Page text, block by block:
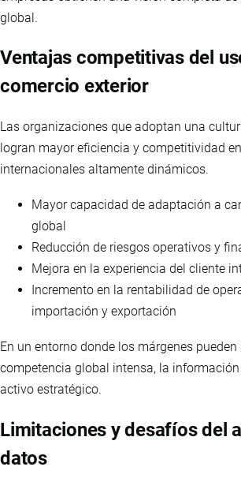
global.
Ventajas competitivas del
comercio exterior
Las organizaciones que adoptan una
logran mayor eficiencia y competitividad
internacionales altamente dinámicos.
Mayor capacidad de adaptación a
global
Reducción de riesgos operativos y
Mejora en la experiencia del cliente
Incremento en la rentabilidad de
importación y exportación
En un entorno donde los márgenes
competencia global intensa, la
activo estratégico.
Limitaciones y desafíos del
datos